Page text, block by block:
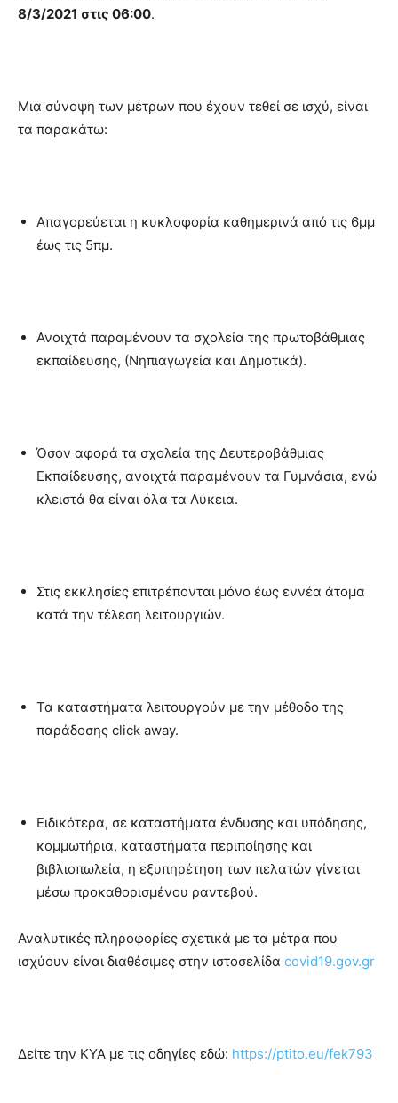
8/3/2021 στις 06:00.
Μια σύνοψη των μέτρων που έχουν τεθεί σε ισχύ, είναι
τα παρακάτω:
Απαγορεύεται η κυκλοφορία καθημερινά από τις 6μμ
έως τις 5πμ.
Ανοιχτά παραμένουν τα σχολεία της πρωτοβάθμιας
εκπαίδευσης, (Νηπιαγωγεία και Δημοτικά).
Όσον αφορά τα σχολεία της Δευτεροβάθμιας
Εκπαίδευσης, ανοιχτά παραμένουν τα Γυμνάσια, ενώ
κλειστά θα είναι όλα τα Λύκεια.
Στις εκκλησίες επιτρέπονται μόνο έως εννέα άτομα
κατά την τέλεση λειτουργιών.
Τα καταστήματα λειτουργούν με την μέθοδο της
παράδοσης click away.
Ειδικότερα, σε καταστήματα ένδυσης και υπόδησης,
κομμωτήρια, καταστήματα περιποίησης και
βιβλιοπωλεία, η εξυπηρέτηση των πελατών γίνεται
μέσω προκαθορισμένου ραντεβού.
Αναλυτικές πληροφορίες σχετικά με τα μέτρα που
ισχύουν είναι διαθέσιμες στην ιστοσελίδα covid19.gov.gr
Δείτε την ΚΥΑ με τις οδηγίες εδώ: https://ptito.eu/fek793